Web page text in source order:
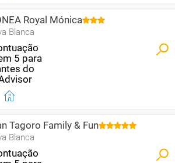
Royal Mónica
Blanca
Tagoro Family & Fun
Blanca